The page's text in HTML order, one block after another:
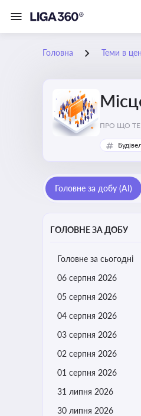
Головна Теми в
ПРО ЩО
Головне за добу (AI)
ГОЛОВНЕ ЗА ДОБУ
Головне за сьогодні
06 серпня 2026
05 серпня 2026
04 серпня 2026
03 серпня 2026
02 серпня 2026
01 серпня 2026
31 липня 2026
30 липня 2026